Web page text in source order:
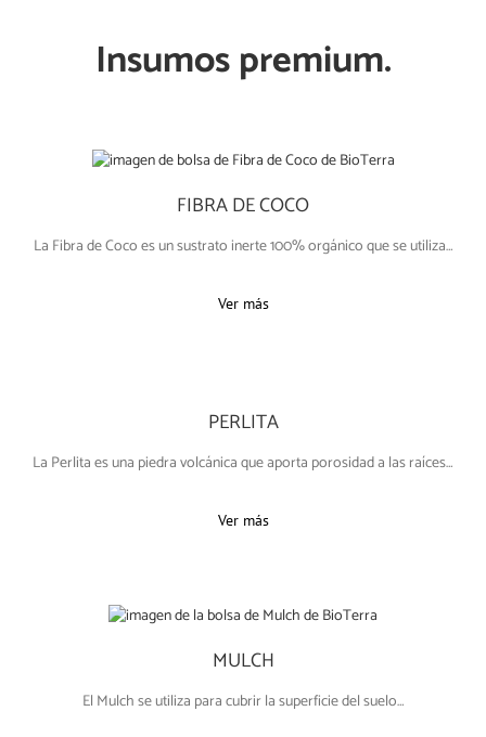
Insumos premium.
FIBRA DE COCO
La Fibra de Coco es un sustrato inerte 100% orgánico que se utiliza…
Ver más
PERLITA
La Perlita es una piedra volcánica que aporta porosidad a las raíces…
Ver más
MULCH
El Mulch se utiliza para cubrir la superficie del suelo…